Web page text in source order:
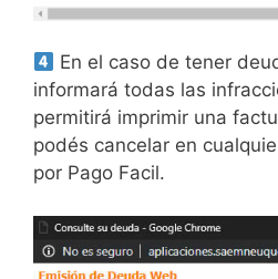
En el caso de tener
informará todas las
permitirá imprimir una
podés cancelar en
por Pago Facil.